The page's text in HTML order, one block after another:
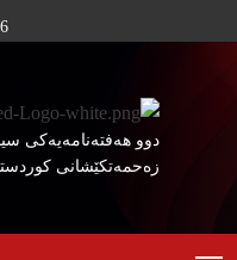
to
دوو هەفتەنامەیەکی
زەحمەتکێشانی